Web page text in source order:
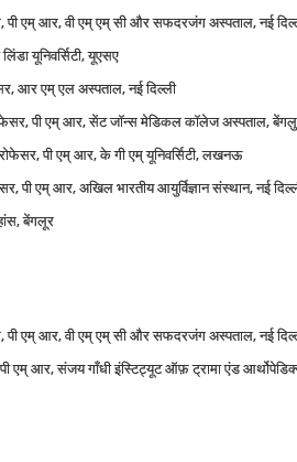
पी एम् आर, वी एम् एम् सी और सफदरजंग अस्पताल, नई
यूनिवर्सिटी, यूएसए
आर एम् एल अस्पताल, नई दिल्ली
पी एम् आर, सेंट जॉन्स मेडिकल कॉलेज अस्पताल,
पी एम् आर, के गी एम् यूनिवर्सिटी, लखनऊ
पी एम् आर, अखिल भारतीय आयुर्विज्ञान संस्थान, नई
बेंगलूर
एम् आर, वी एम् एम् सी और सफदरजंग अस्पताल, नई
एम् आर, संजय गाँधी इंस्टिट्यूट ऑफ़ ट्रामा एंड